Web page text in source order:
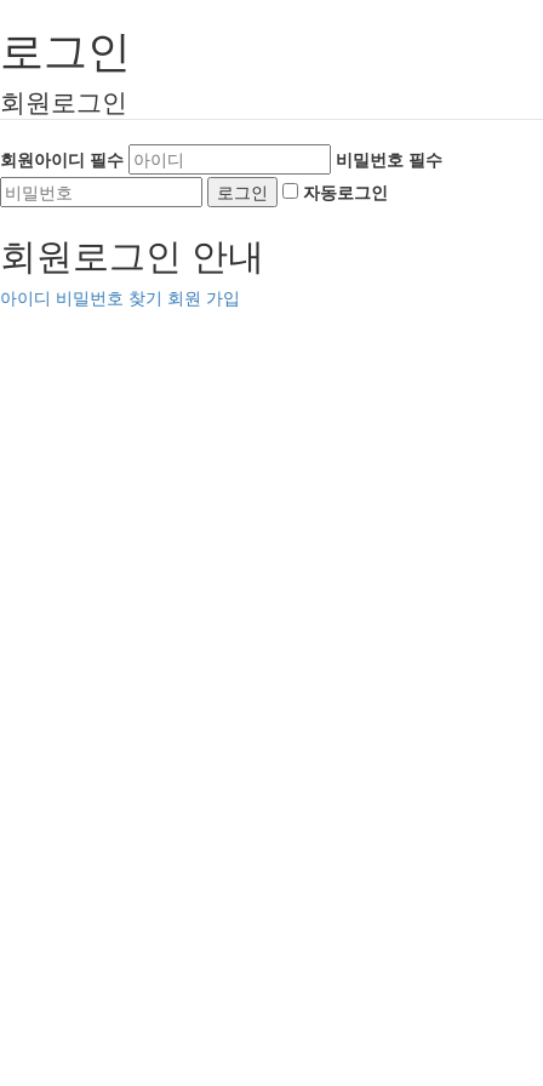
로그인
회원로그인
회원아이디 필수 비밀번호 필수
자동로그인
회원로그인 안내
아이디 비밀번호 찾기 회원 가입